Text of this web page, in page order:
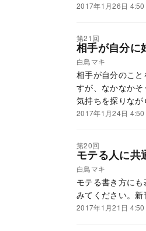
2017年1月26日 4:50
第21回
相手が自分に
白鳥マキ
相手が自分のこ
すが、なかなか
気持ちを探りなが
2017年1月24日 4:50
第20回
モテる人に共
白鳥マキ
モテる書き方に
みてください。新
2017年1月21日 4:50